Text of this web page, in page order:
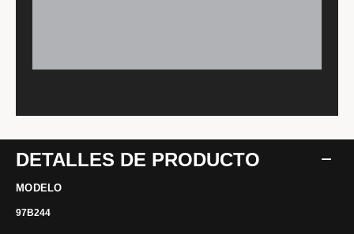
DETALLES DE PRODUCTO
MODELO
97B244